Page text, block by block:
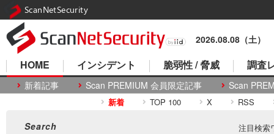
2026.08.08（土）
HOME
新着記事 Scan PREMIUM 会員限定記事 Scan
インシデント 脆弱性 / 脅威 調査
新着 TOP 100 X RSS
注目検索
ScanNetSecurity